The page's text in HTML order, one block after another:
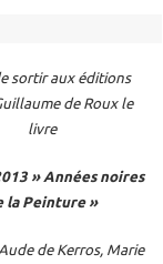
sortir aux éditions
de Roux le
livre
» Années noires
la Peinture »
de Kerros, Marie